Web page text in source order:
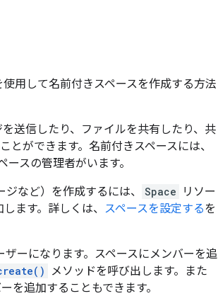
用して名前付きスペースを作成する方法
送信したり、ファイルを共有したり、共
ができます。名前付きスペースには、
スの管理者がいます。
など）を作成するには、 Space
リソー
ます。詳しくは、 スペースを設定するを
ーになります。スペースにメンバーを追
メソッドを呼び出します。また
を追加することもできます。